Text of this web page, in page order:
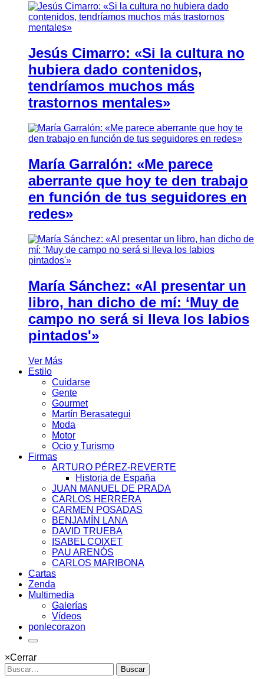
Jesús Cimarro: «Si la cultura no
hubiera dado contenidos,
tendríamos muchos más
trastornos mentales»
María Garralón: «Me parece
aberrante que hoy te den trabajo
en función de tus seguidores en
redes»
María Sánchez: «Al presentar un
libro, han dicho de mí: ‘Muy de
campo no será si lleva los labios
pintados'»
Ver Más
Estilo
Cuidarse
Gente
Gourmet
Martín Berasategui
Moda
Motor
Ocio y Turismo
Firmas
ARTURO PÉREZ-REVERTE
Historia de España
JUAN MANUEL DE PRADA
CARLOS HERRERA
CARMEN POSADAS
BENJAMÍN LANA
DAVID TRUEBA
ISABEL COIXET
PAU ARENÓS
CARLOS MARIBONA
Cartas
Zenda
Multimedia
Galerías
Vídeos
ponlecorazon
×Cerrar
Buscar